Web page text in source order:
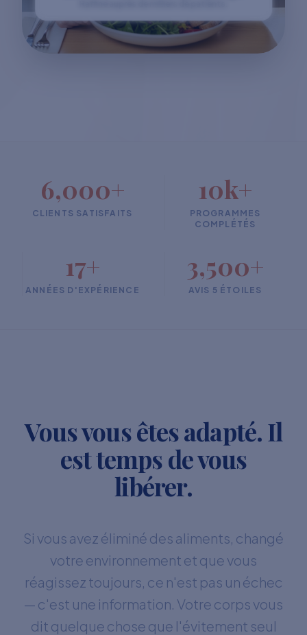
6,000+
CLIENTS SATISFAITS
10k+
PROGRAMMES
COMPLÉTÉS
17+
ANNÉES D'EXPÉRIENCE
3,500+
AVIS 5 ÉTOILES
Vous vous êtes adapté. Il
est temps de vous
libérer.
Si vous avez éliminé des aliments, changé
votre environnement et que vous
réagissez toujours, ce n'est pas un échec
— c'est une information. Votre corps vous
dit quelque chose que l'évitement seul